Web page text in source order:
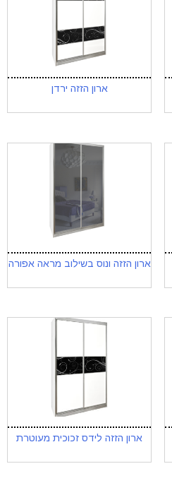
ארון הזזה ירדן
ארון הזזה ונוס בשילוב מראה אפורה
ארון הזזה לידס זכוכית מעוטרת